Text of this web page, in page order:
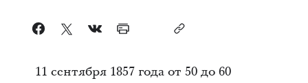
11 сентября 1857 года от 50 до 60